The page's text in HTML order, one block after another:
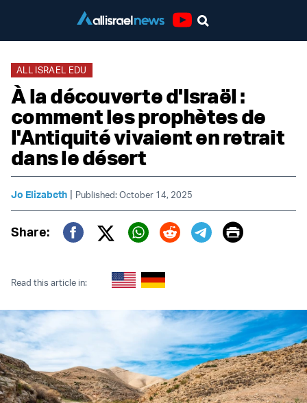
ALL ISRAEL EDU
À la découverte d'Israël :
comment les prophètes de
l'Antiquité vivaient en retrait
dans le désert
Jo Elizabeth | Published: October 14, 2025
Share:
Twitter (X)
Print
Read this article in: